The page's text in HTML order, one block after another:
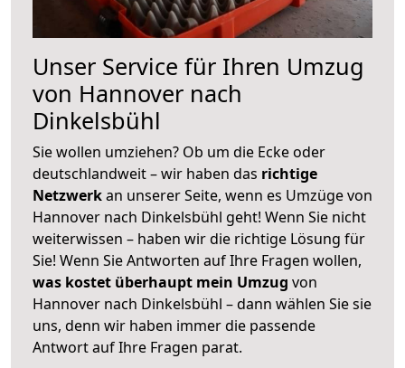
Unser Service für Ihren Umzug
von Hannover nach
Dinkelsbühl
Sie wollen umziehen? Ob um die Ecke oder
deutschlandweit – wir haben das richtige
Netzwerkan unserer Seite, wenn es Umzüge von
Hannover nach Dinkelsbühl geht! Wenn Sie nicht
weiterwissen – haben wir die richtige Lösung für
Sie! Wenn Sie Antworten auf Ihre Fragen wollen,
was kostet überhaupt mein Umzug von
Hannover nach Dinkelsbühl – dann wählen Sie sie
uns, denn wir haben immer die passende
Antwort auf Ihre Fragen parat.